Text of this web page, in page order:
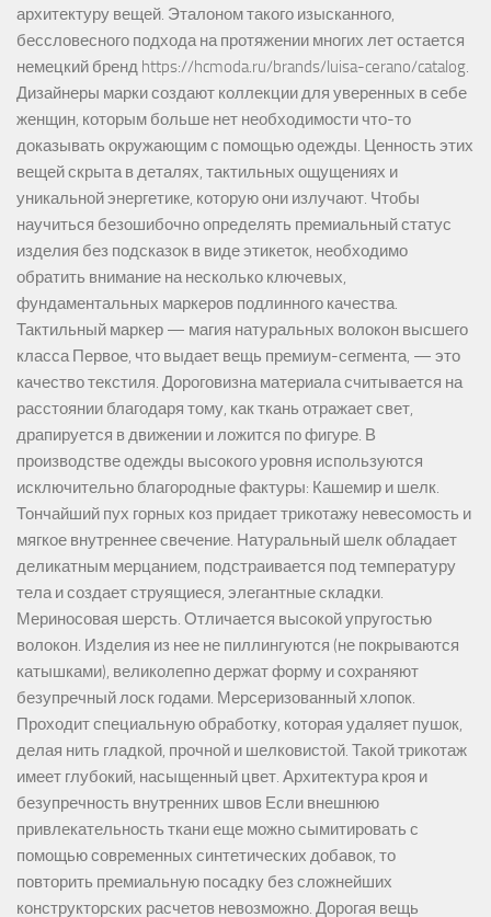
архитектуру вещей. Эталоном такого изысканного,
бессловесного подхода на протяжении многих лет остается
немецкий бренд https://hcmoda.ru/brands/luisa-cerano/catalog.
Дизайнеры марки создают коллекции для уверенных в себе
женщин, которым больше нет необходимости что-то
доказывать окружающим с помощью одежды. Ценность этих
вещей скрыта в деталях, тактильных ощущениях и
уникальной энергетике, которую они излучают. Чтобы
научиться безошибочно определять премиальный статус
изделия без подсказок в виде этикеток, необходимо
обратить внимание на несколько ключевых,
фундаментальных маркеров подлинного качества.
Тактильный маркер — магия натуральных волокон высшего
класса Первое, что выдает вещь премиум-сегмента, — это
качество текстиля. Дороговизна материала считывается на
расстоянии благодаря тому, как ткань отражает свет,
драпируется в движении и ложится по фигуре. В
производстве одежды высокого уровня используются
исключительно благородные фактуры: Кашемир и шелк.
Тончайший пух горных коз придает трикотажу невесомость и
мягкое внутреннее свечение. Натуральный шелк обладает
деликатным мерцанием, подстраивается под температуру
тела и создает струящиеся, элегантные складки.
Мериносовая шерсть. Отличается высокой упругостью
волокон. Изделия из нее не пиллингуются (не покрываются
катышками), великолепно держат форму и сохраняют
безупречный лоск годами. Мерсеризованный хлопок.
Проходит специальную обработку, которая удаляет пушок,
делая нить гладкой, прочной и шелковистой. Такой трикотаж
имеет глубокий, насыщенный цвет. Архитектура кроя и
безупречность внутренних швов Если внешнюю
привлекательность ткани еще можно сымитировать с
помощью современных синтетических добавок, то
повторить премиальную посадку без сложнейших
конструкторских расчетов невозможно. Дорогая вещь